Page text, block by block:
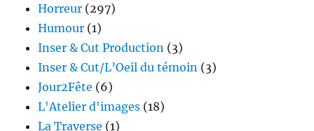
Horreur (297)
Humour (1)
Inser & Cut Production (3)
Inser & Cut/L’Oeil du témoin (3)
Jour2Fête (6)
L'Atelier d'images (18)
La Traverse (1)